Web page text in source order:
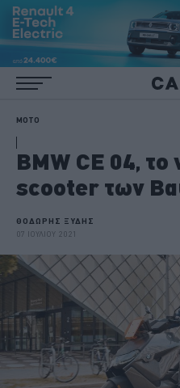
MOTO
BMW CE 04, το
scooter των
ΘΟΔΩΡΗΣ ΞΥΔΗΣ
07 ΙΟΥΛΙΟΥ 2021